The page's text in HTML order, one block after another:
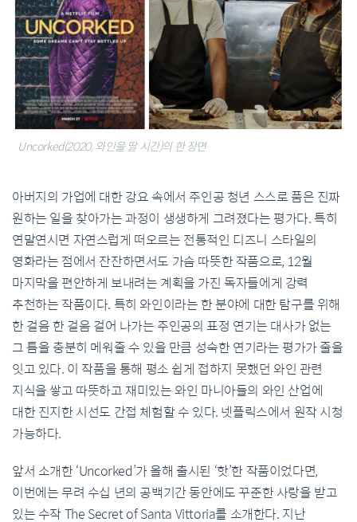
Uncorked(2020, 와인을 딸 시간)의 한 장면
아버지의 가업에 대한 강요 속에서 주인공 청년 스스로 품은 진짜
원하는 일을 찾아가는 과정이 생생하게 그려졌다는 평가다. 특히
연말연시면 자연스럽게 떠오르는 전통적인 디즈니 스타일의
영화라는 점에서 잔잔하면서도 가슴 따뜻한 작품으로, 12월
마지막을 편안하게 보내려는 계획을 가진 독자들에게 강력
추천하는 작품이다. 특히 와인이라는 한 분야에 대한 탐구를 위해
한 걸음 한 걸음 걸어 나가는 주인공의 표정 연기는 대사가 없는
그 틈을 충분히 메워줄 수 있을 만큼 성숙한 연기라는 평가가 줄을
잇고 있다. 이 작품을 통해 평소 쉽게 접하지 못했던 와인 관련
지식을 쌓고 따뜻하고 재미있는 와인 마니아들의 와인 산업에
대한 진지한 시선도 간접 체험할 수 있다. 넷플릭스에서 원작 시청
가능하다.
앞서 소개한 ‘Uncorked’가 올해 출시된 ‘핫’한 작품이었다면,
이번에는 무려 수십 년의 공백기간 동안에도 꾸준한 사랑을 받고
있는 수작 The Secret of Santa Vittoria를 소개한다. 지난